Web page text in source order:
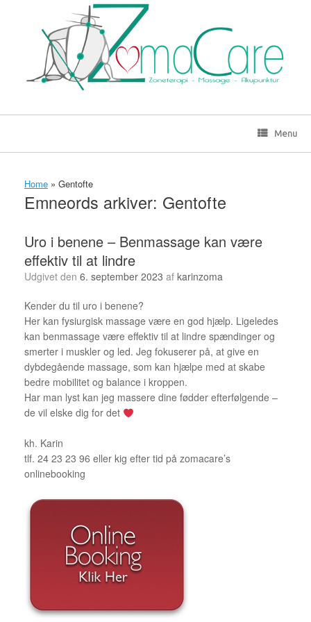
Menu
Home » Gentofte
Emneords arkiver: Gentofte
Uro i benene – Benmassage kan være
effektiv til at lindre
Udgivet den 6. september 2023 af karinzoma
Kender du til uro i benene?
Her kan fysiurgisk massage være en god hjælp. Ligeledes
kan benmassage være effektiv til at lindre spændinger og
smerter i muskler og led. Jeg fokuserer på, at give en
dybdegående massage, som kan hjælpe med at skabe
bedre mobilitet og balance i kroppen.
Har man lyst kan jeg massere dine fødder efterfølgende –
de vil elske dig for det
kh. Karin
tlf. 24 23 23 96 eller kig efter tid på zomacare’s
onlinebooking